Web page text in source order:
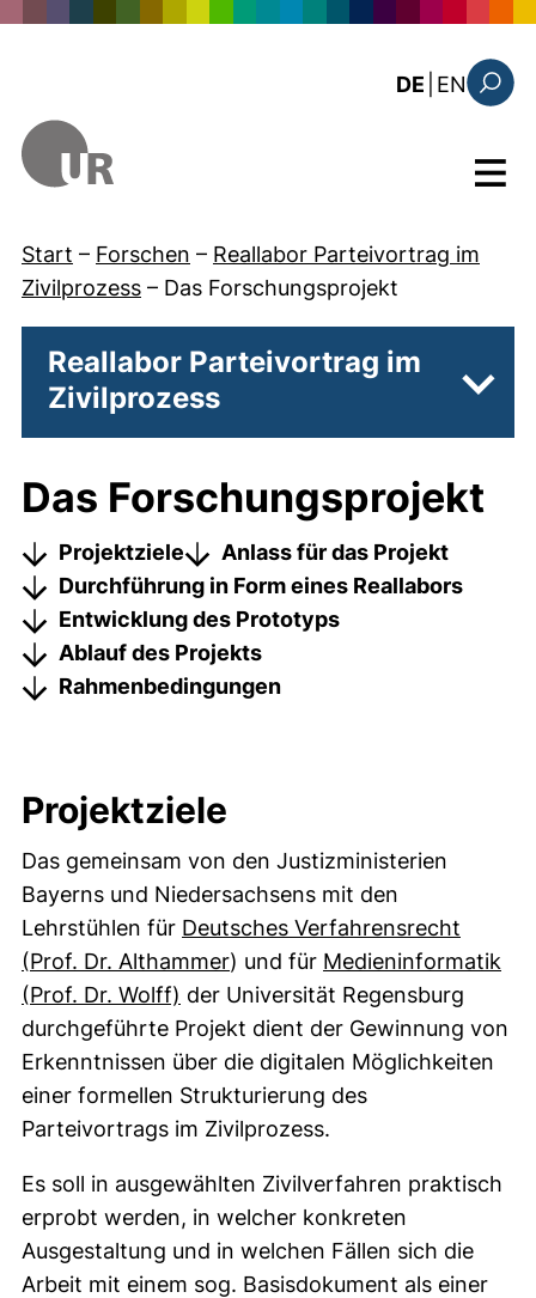
DE EN: the
Menü
Start – Forschen – Reallabor Parteivortrag im
Zivilprozess – Das Forschungsprojekt
Reallabor Parteivortrag im
Zivilprozess
Das Forschungsprojekt
Sprungmarken
Projektziele
Anlass für das Projekt
Durchführung in Form eines Reallabors
Entwicklung des Prototyps
Ablauf des Projekts
Rahmenbedingungen
Projektziele
Das gemeinsam von den Justizministerien
Bayerns und Niedersachsens mit den
Lehrstühlen für Deutsches Verfahrensrecht
(Prof. Dr. Althammer) und für Medieninformatik
(Prof. Dr. Wolff) der Universität Regensburg
durchgeführte Projekt dient der Gewinnung von
Erkenntnissen über die digitalen Möglichkeiten
einer formellen Strukturierung des
Parteivortrags im Zivilprozess.
Es soll in ausgewählten Zivilverfahren praktisch
erprobt werden, in welcher konkreten
Ausgestaltung und in welchen Fällen sich die
Arbeit mit einem sog. Basisdokument als einer